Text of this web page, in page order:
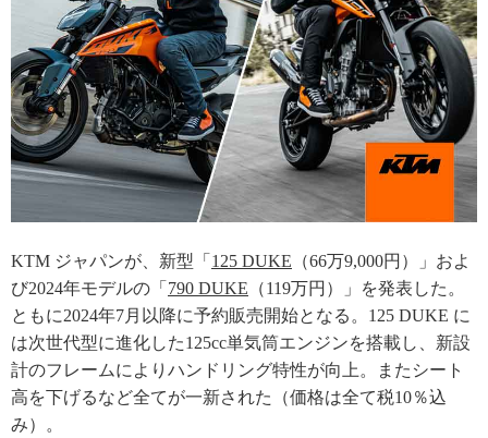
KTM ジャパンが、新型「 125 DUKE （66万9,000円）」およ
び2024年モデルの「 790 DUKE （119万円）」を発表した。
ともに2024年7月以降に予約販売開始となる。125 DUKE に
は次世代型に進化した125cc単気筒エンジンを搭載し、新設
計のフレームによりハンドリング特性が向上。またシート
高を下げるなど全てが一新された（価格は全て税10％込
み）。